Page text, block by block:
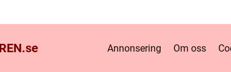
se Annonsering Om oss